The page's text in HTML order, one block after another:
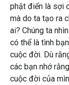
phật điển là sợi
mà do ta tạo ra
ai? Chúng ta
có thể là tình
cuộc đời. Dù
các bạn nhớ
cuộc đời của